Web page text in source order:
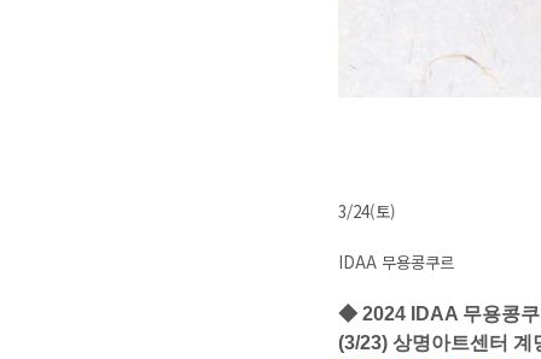
3/24(토)
IDAA 무용콩쿠르
◆ 2024 IDAA 무용콩
(3/23) 상명아트센터 계